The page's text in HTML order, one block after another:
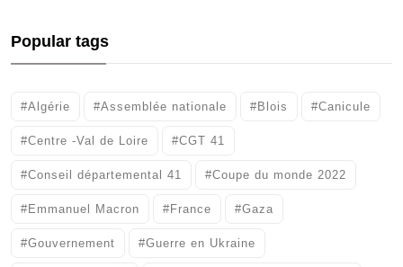
Popular tags
#Algérie #Assemblée nationale #Blois #Canicule
#Centre -Val de Loire #CGT 41
#Conseil départemental 41 #Coupe du monde 2022
#Emmanuel Macron #France #Gaza
#Gouvernement #Guerre en Ukraine